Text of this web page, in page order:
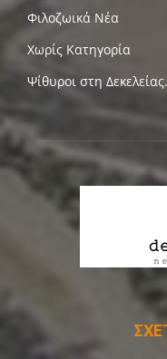
Φιλοζωικά Νέα
Χωρίς Κατηγορία
Ψίθυροι στη